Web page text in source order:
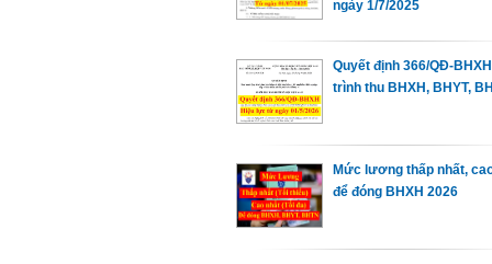
ngày 1/7/2025
Quyết định 366/QĐ-
trình thu BHXH, BHYT,
Mức lương thấp nhất,
để đóng BHXH 2026